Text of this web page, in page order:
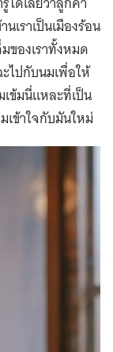
เราเป็นเมืองร้อน
ของเราทั้งหมด
ไปกับนมเพื่อให้
ข้มนี่แหละที่เป็น
เข้าใจกับมันใหม่